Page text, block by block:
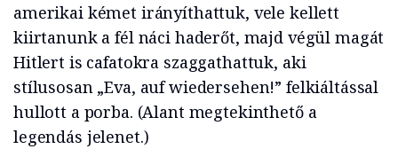
amerikai kémet irányíthattuk, vele kellett
kiirtanunk a fél náci haderőt, majd végül magát
Hitlert is cafatokra szaggathattuk, aki
stílusosan „Eva, auf wiedersehen!” felkiáltással
hullott a porba. (Alant megtekinthető a
legendás jelenet.)